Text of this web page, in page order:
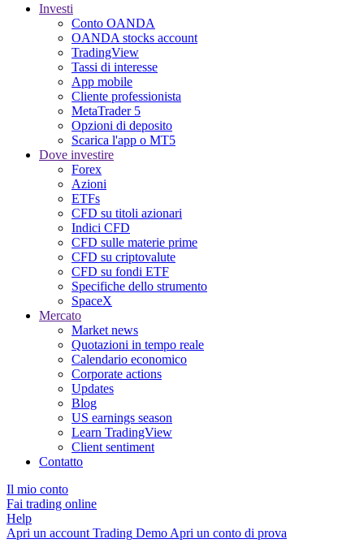
Investi
Conto OANDA
OANDA stocks account
TradingView
Tassi di interesse
App mobile
Cliente professionista
MetaTrader 5
Opzioni di deposito
Scarica l'app o MT5
Dove investire
Forex
Azioni
ETFs
CFD su titoli azionari
Indici CFD
CFD sulle materie prime
CFD su criptovalute
CFD su fondi ETF
Specifiche dello strumento
SpaceX
Mercato
Market news
Quotazioni in tempo reale
Calendario economico
Corporate actions
Updates
Blog
US earnings season
Learn TradingView
Client sentiment
Contatto
Il mio conto
Fai trading online
Help
Apri un account Trading Demo Apri un conto di prova